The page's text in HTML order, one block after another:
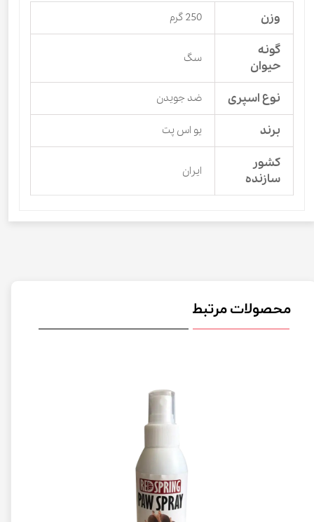
وزن 250 گرم
گونه
حیوان
سگ
نوع اسپری ضد جویدن
برند یو اس پت
کشور
سازنده
ایران
محصولات مرتبط